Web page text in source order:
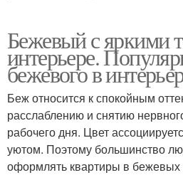
Бежевый с яркими
интерьере.
бежевого в
Беж относится к спокойным
расслаблению и снятию
рабочего дня. Цвет
уютом. Поэтому большинство
оформлять квартиры в бежевых